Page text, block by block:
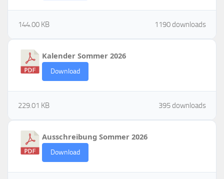
1190 downloads
144.00 KB
Kalender Sommer 2026
Download
395 downloads
229.01 KB
Ausschreibung Sommer 2026
Download